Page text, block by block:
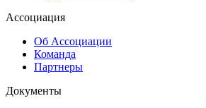
Ассоциация
Об Ассоциации
Команда
Партнеры
Документы